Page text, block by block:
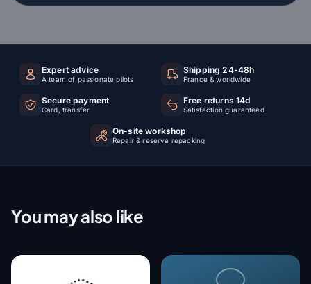
Expert advice
A team of passionate pilots
Shipping 24-48h
France & worldwide
Secure payment
Card, transfer
Free returns 14d
Satisfaction guaranteed
On-site workshop
Repair & reserve repacking
You may also like